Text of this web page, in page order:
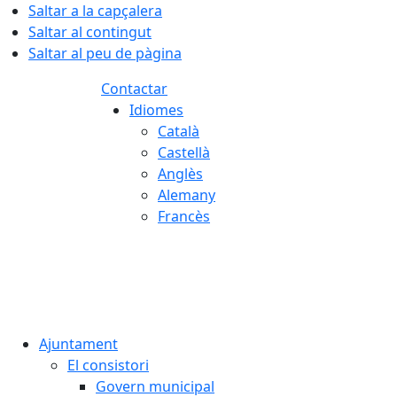
Saltar a la capçalera
Saltar al contingut
Saltar al peu de pàgina
Contactar
Idiomes
Català
Castellà
Anglès
Alemany
Francès
Ajuntament
El consistori
Govern municipal